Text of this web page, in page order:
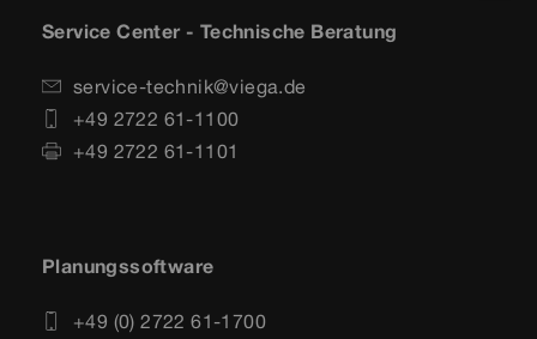
Service Center - Technische Beratung
service-technik@viega.de
+49 2722 61-1100
+49 2722 61-1101
Planungssoftware
+49 (0) 2722 61-1700